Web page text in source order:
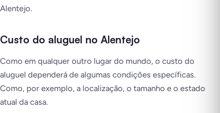
Alentejo.
Custo do aluguel no Alentejo
Como em qualquer outro lugar do mundo, o custo do
aluguel dependerá de algumas condições específicas.
Como, por exemplo, a localização, o tamanho e o estado
atual da casa.